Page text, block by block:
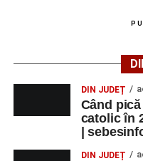
– Proiecție
de Federico Fellini și
MARȚI, 25
Grădina
Raica” Sebeș
DIN JUDEȚ
Când
catolic în
|
DIN JUDEȚ